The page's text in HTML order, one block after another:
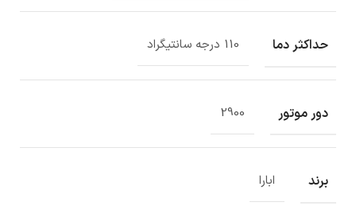
حداکثر دما 110 درجه سانتیگراد
دور موتور 2900
برند ابارا